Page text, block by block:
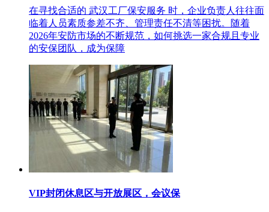
在寻找合适的 武汉工厂保安服务 时，企业负责人往往面
临着人员素质参差不齐、管理责任不清等困扰。随着
2026年安防市场的不断规范，如何挑选一家合规且专业
的安保团队，成为保障
VIP封闭休息区与开放展区，会议保